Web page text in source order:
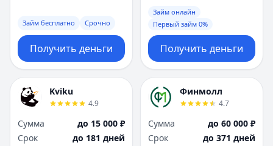
Займ бесплатно Срочно
Получить деньги
Займ онлайн
Первый займ 0%
Получить деньги
Kviku
4.9
Сумма
до 15 000 ₽
Срок
до 181 дней
Финмолл
4.7
Сумма
до 60 000 ₽
Срок
до 371 дней